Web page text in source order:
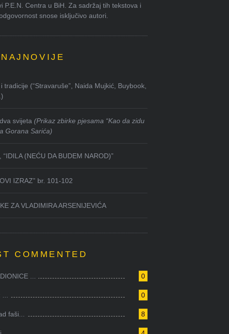
P.E.N. Centra u BiH. Za sadržaj tih tekstova i
snose isključivo autori.
NAJNOVIJE
tradicije (“Stravaruše”, Naida Mujkić, Buybook,
svijeta(Prikaz zbirke pjesama “Kao da zidu
Gorana Sarića)
“IDILA (NEĆU DA BUDEM NAROD)”
IZRAZ” br. 101-102
ZA VLADIMIRA ARSENIJEVIĆA
COMMENTED
0
...
0
8
faši...